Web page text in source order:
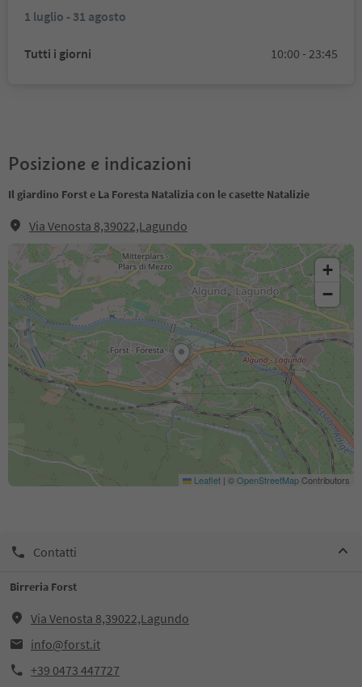
1 luglio - 31 agosto
Tutti i giorni 10:00 - 23:45
Posizione e indicazioni
Il giardino Forst e La Foresta Natalizia con le casette Natalizie
Via Venosta 8,39022,Lagundo
+
−
Leaflet | ©OpenStreetMapContributors
Contatti
Birreria Forst
Via Venosta 8,39022,Lagundo
info@forst.it
+39 0473 447727